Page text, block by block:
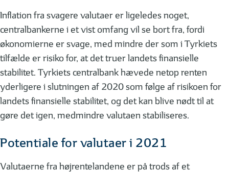
Inflation fra svagere valutaer er ligeledes noget,
centralbankerne i et vist omfang vil se bort fra, fordi
økonomierne er svage, med mindre der som i Tyrkiets
tilfælde er risiko for, at det truer landets finansielle
stabilitet. Tyrkiets centralbank hævede netop renten
yderligere i slutningen af 2020 som følge af risikoen for
landets finansielle stabilitet, og det kan blive nødt til at
gøre det igen, medmindre valutaen stabiliseres.
Potentiale for valutaer i 2021
Valutaerne fra højrentelandene er på trods af et